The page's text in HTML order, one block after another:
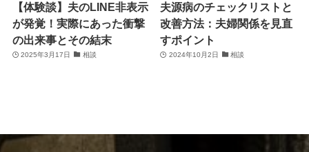
【体験談】夫のLINE非表示
が発覚！実際にあった衝撃
の出来事とその結末
2025年3月17日 相談
夫源病のチェックリストと
改善方法：夫婦関係を見直
すポイント
2024年10月2日 相談